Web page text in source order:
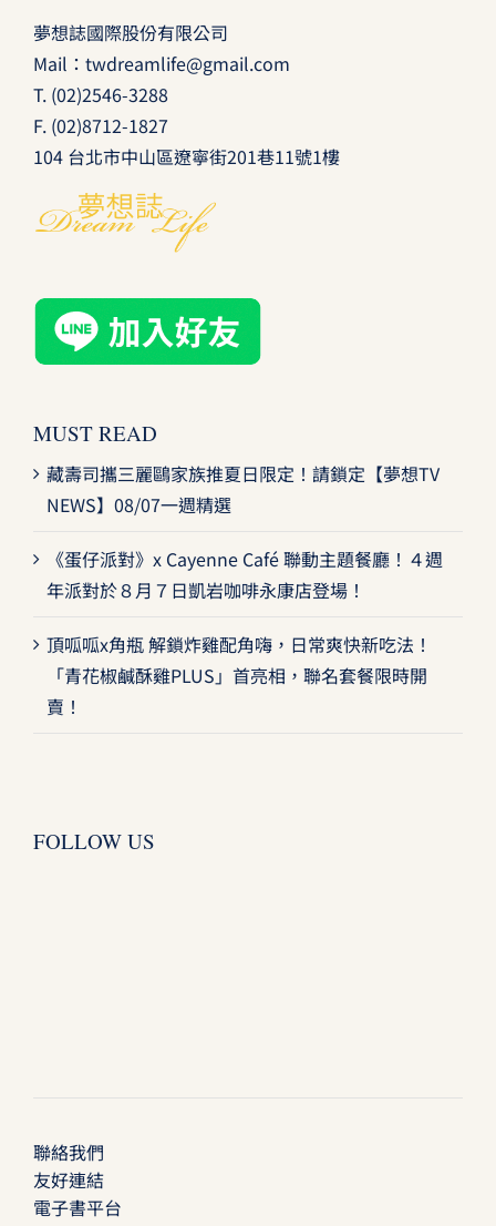
夢想誌國際股份有限公司
Mail： twdreamlife@gmail.com
T. (02)2546-3288
F. (02)8712-1827
104 台北市中山區遼寧街201巷11號1樓
MUST READ
藏壽司攜三麗鷗家族推夏日限定！請鎖定【夢想TV
NEWS】08/07一週精選
《蛋仔派對》x Cayenne Café 聯動主題餐廳！４週
年派對於８月７日凱岩咖啡永康店登場！
頂呱呱x角瓶 解鎖炸雞配角嗨，日常爽快新吃法！
「青花椒鹹酥雞PLUS」首亮相，聯名套餐限時開
賣！
FOLLOW US
聯絡我們
友好連結
電子書平台